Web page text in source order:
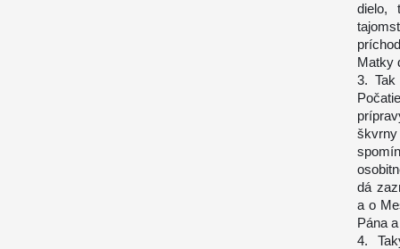
dielo,
Matky
3. Tak
dá
a o
Pána
4.